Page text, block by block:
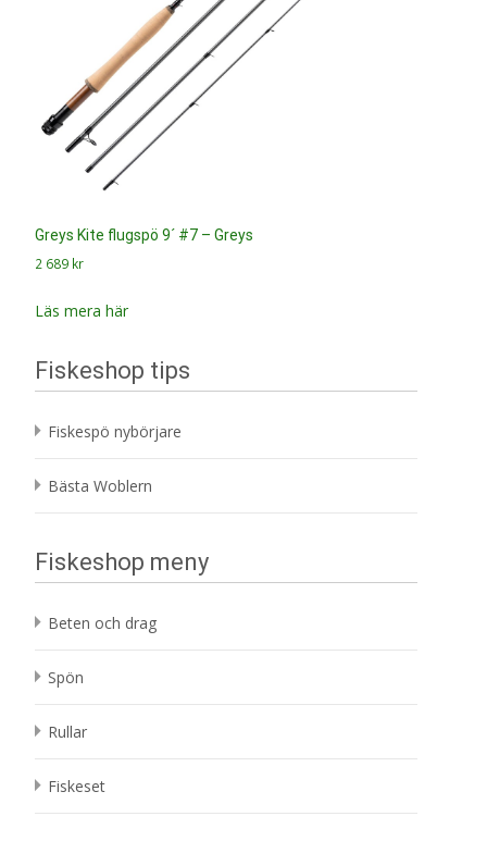
Greys Kite flugspö 9´ #7 – Greys
2 689 kr
Läs mera här
Fiskeshop tips
Fiskespö nybörjare
Bästa Woblern
Fiskeshop meny
Beten och drag
Spön
Rullar
Fiskeset